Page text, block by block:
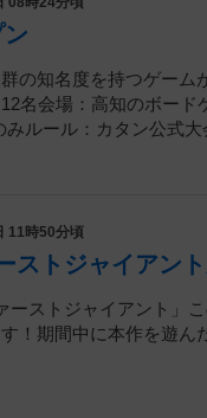
の知名度を持つゲー
名会場：高知のボード
ルール：カタン公式大
11時50分頃
トジャイアント
ーストジャイアント」
！期間中に本作を遊